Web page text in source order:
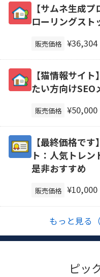
【サムネ生成
ローリングスト
販売価格 ¥36,304
【猫情報サイ
たい方向けSEO
販売価格 ¥50,000
【最終価格で
ト：人気トレ
是非おすすめ
販売価格 ¥10,000
もっと見る
ピッ